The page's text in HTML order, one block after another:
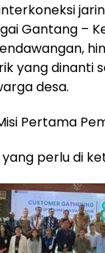
Gantang –
yang dinanti
desa.
Pertama
perlu di